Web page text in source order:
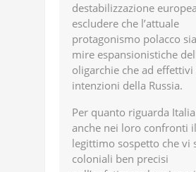
destabilizzazione
escludere che l’attuale
protagonismo polacco
mire espansionistiche
oligarchie che ad effettivi
intenzioni della Russia.
Per quanto riguarda Italia
anche nei loro confronti il
legittimo sospetto che vi
coloniali ben precisi